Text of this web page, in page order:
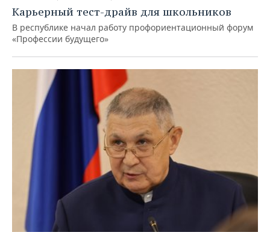
Карьерный тест-драйв для школьников
В республике начал работу профориентационный форум
«Профессии будущего»